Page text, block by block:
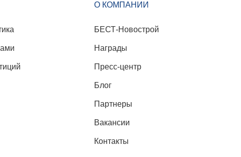
О КОМПАНИИ
БЕСТ-Новострой
Награды
Пресс-центр
Блог
Партнеры
Вакансии
Контакты